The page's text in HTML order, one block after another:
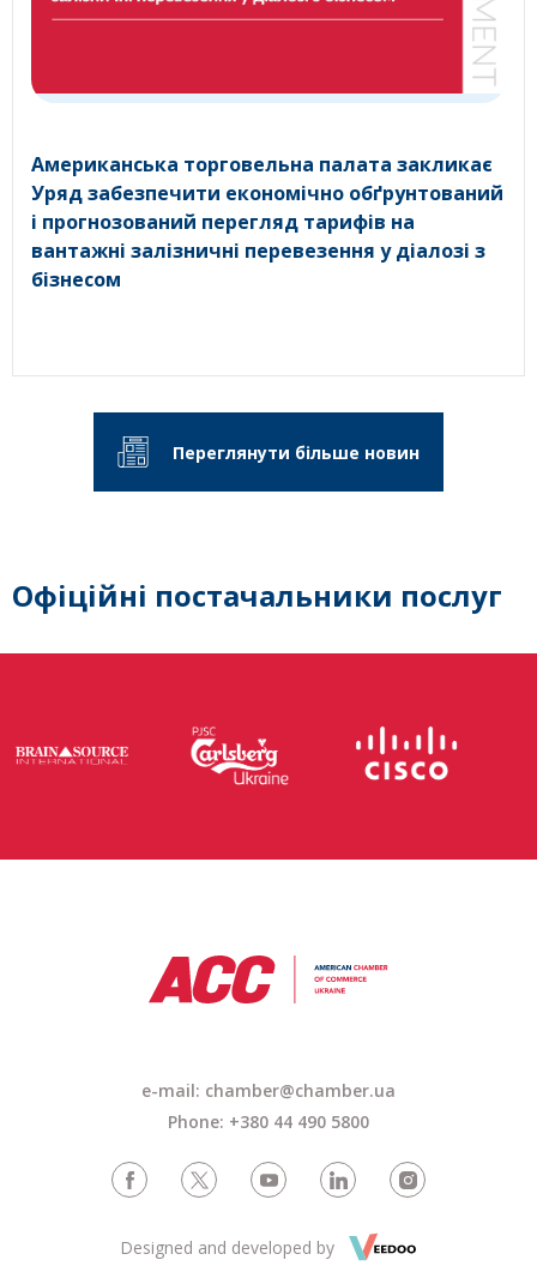
Американська торговельна палата закликає
Уряд забезпечити економічно обґрунтований
і прогнозований перегляд тарифів на
вантажні залізничні перевезення у діалозі з
бізнесом
Переглянути більше новин
Офіційні постачальники послуг
e-mail: chamber@chamber.ua
Phone: +380 44 490 5800
Designed and developed by